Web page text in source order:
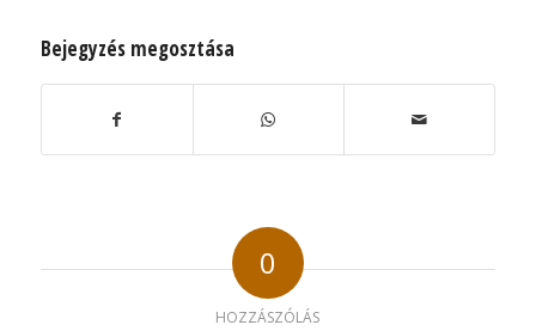
Bejegyzés megosztása
0
HOZZÁSZÓLÁS